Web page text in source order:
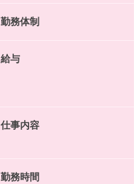
勤務体制
給与
仕事内容
勤務時間